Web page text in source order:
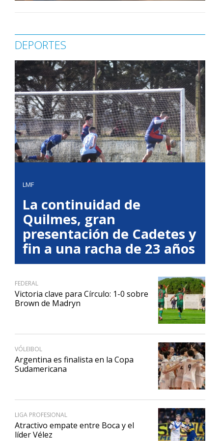
DEPORTES
LMF
La continuidad de
Quilmes, gran
presentación de Cadetes y
fin a una racha de 23 años
FEDERAL
Victoria clave para Círculo: 1-0 sobre
Brown de Madryn
VÓLEIBOL
Argentina es finalista en la Copa
Sudamericana
LIGA PROFESIONAL
Atractivo empate entre Boca y el
líder Vélez